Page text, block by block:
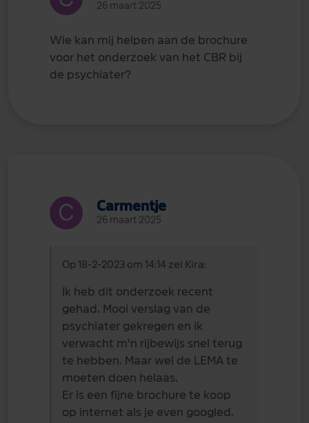
26 maart 2025
Wie kan mij helpen aan de brochure
voor het onderzoek van het CBR bij
de psychiater?
Carmentje
26 maart 2025
Op 18-2-2023 om 14:14 zei Kira:
Ik heb dit onderzoek recent
gehad. Mooi verslag van de
psychiater gekregen en ik
verwacht m'n rijbewijs snel terug
te hebben. Maar wel de LEMA te
moeten doen helaas.
Er is een fijne brochure te koop
op internet als je even googled.